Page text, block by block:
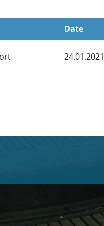
Date
24.01.2021